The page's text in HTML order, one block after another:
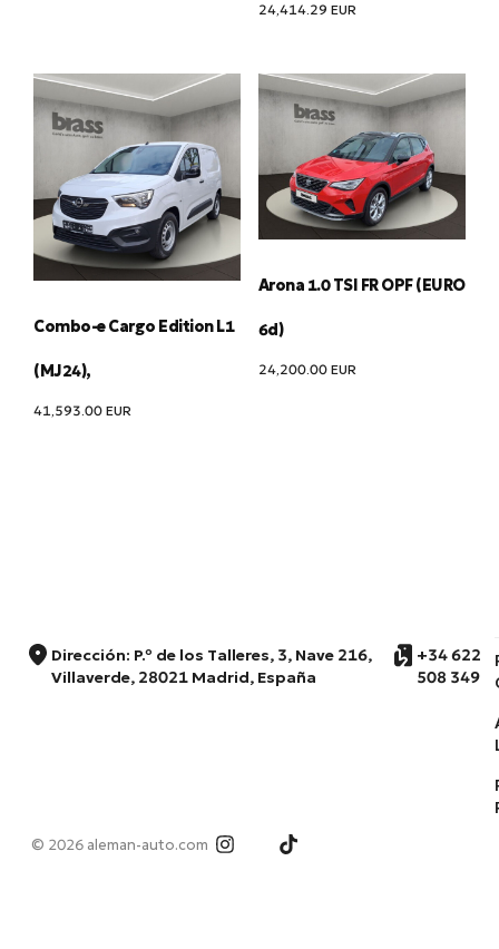
24,414.29 EUR
Combo-e Cargo Edition L1
(MJ24),
41,593.00 EUR
Arona 1.0 TSI FR OPF (EURO
6d)
24,200.00 EUR
Dirección: P.º de los Talleres, 3, Nave 216,
Villaverde, 28021 Madrid, España
+34 622
508 349
© 2026 aleman-auto.com